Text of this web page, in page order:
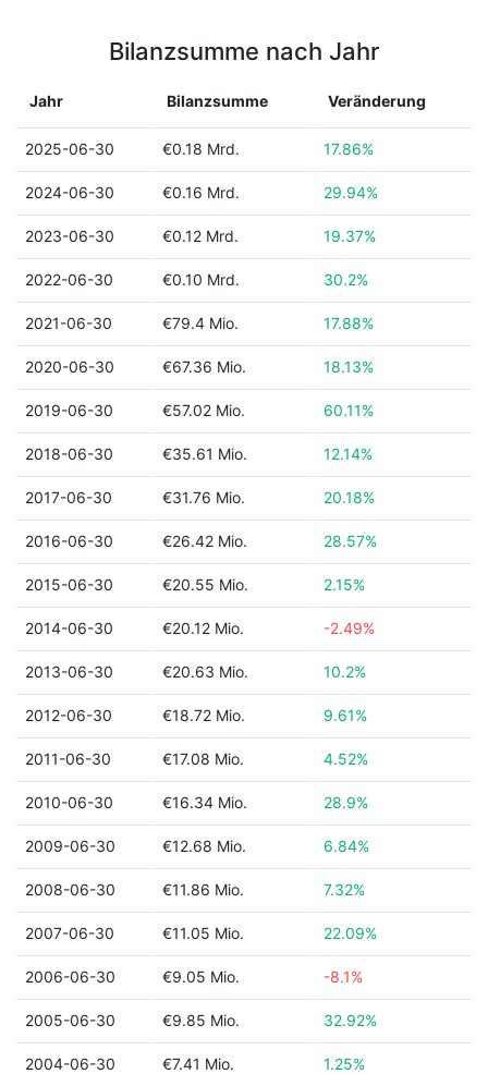
Bilanzsumme nach Jahr
Jahr Bilanzsumme Veränderung
2025-06-30 €0.18 Mrd. 17.86%
2024-06-30 €0.16 Mrd. 29.94%
2023-06-30 €0.12 Mrd. 19.37%
2022-06-30 €0.10 Mrd. 30.2%
2021-06-30 €79.4 Mio. 17.88%
2020-06-30 €67.36 Mio. 18.13%
2019-06-30 €57.02 Mio. 60.11%
2018-06-30 €35.61 Mio. 12.14%
2017-06-30 €31.76 Mio. 20.18%
2016-06-30 €26.42 Mio. 28.57%
2015-06-30 €20.55 Mio. 2.15%
2014-06-30 €20.12 Mio. -2.49%
2013-06-30 €20.63 Mio. 10.2%
2012-06-30 €18.72 Mio. 9.61%
2011-06-30 €17.08 Mio. 4.52%
2010-06-30 €16.34 Mio. 28.9%
2009-06-30 €12.68 Mio. 6.84%
2008-06-30 €11.86 Mio. 7.32%
2007-06-30 €11.05 Mio. 22.09%
2006-06-30 €9.05 Mio. -8.1%
2005-06-30 €9.85 Mio. 32.92%
2004-06-30 €7.41 Mio. 1.25%